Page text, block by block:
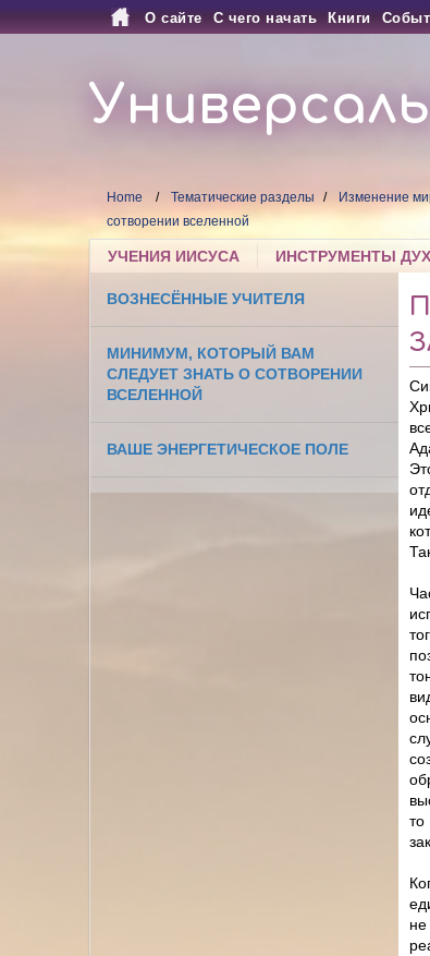
О сайте С чего начать Книги
Home Тематические разделы Изменение
сотворении вселенной
УЧЕНИЯ ИИСУСА ИНСТРУМЕНТЫ
ВОЗНЕСЁННЫЕ УЧИТЕЛЯ
МИНИМУМ, КОТОРЫЙ ВАМ
СЛЕДУЕТ ЗНАТЬ О СОТВОРЕНИИ
ВСЕЛЕННОЙ
ВАШЕ ЭНЕРГЕТИЧЕСКОЕ ПОЛЕ